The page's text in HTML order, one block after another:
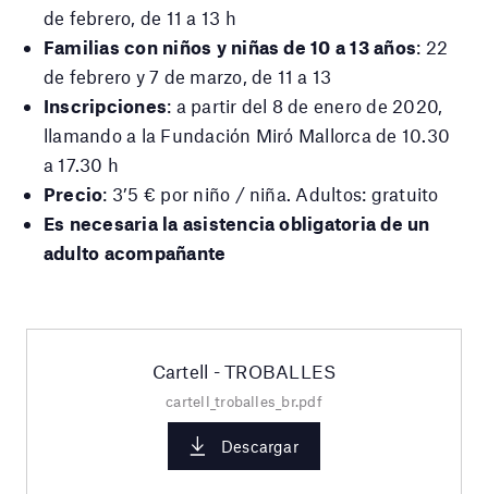
de febrero, de 11 a 13 h
Familias con niños y niñas de 10 a 13 años: 22
de febrero y 7 de marzo, de 11 a 13
Inscripciones: a partir del 8 de enero de 2020,
llamando a la Fundación Miró Mallorca de 10.30
a 17.30 h
Precio: 3’5 € por niño / niña. Adultos: gratuito
Es necesaria la asistencia obligatoria de un
adulto acompañante
Cartell - TROBALLES
cartell_troballes_br.pdf
Descargar